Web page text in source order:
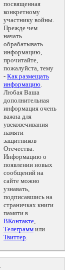
посвященная
конкретному
участнику войны.
Прежде чем
начать
обрабатывать
информацию,
прочитайте,
пожалуйста, тему
- Как размещать
информацию.
Любая Ваша
дополнительная
информация очень
важна для
увековечивания
памяти
защитников
Отечества.
Информацию о
появлении новых
сообщений на
сайте можно
узнавать,
подписавшись на
страничках книги
памяти в
ВКонтакте,
Телеграмм или
Твиттер.